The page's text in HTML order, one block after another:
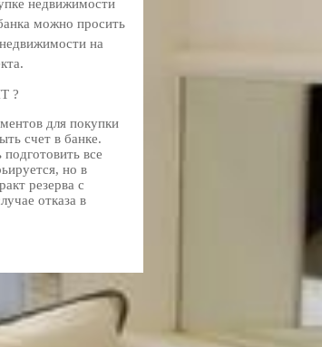
недвижимости
можно просить
на
?
для покупки
счет в банке.
все
но в
резерва с
отказа в